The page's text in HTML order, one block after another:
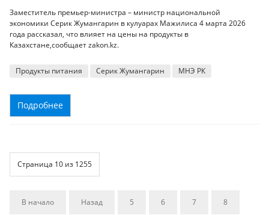
Заместитель премьер-министра – министр национальной
экономики Серик Жумангарин в кулуарах Мажилиса 4 марта 2026
года рассказал, что влияет на цены на продукты в
Казахстане,сообщает zakon.kz.
Продукты питания Серик Жумангарин МНЭ РК
Подробнее
Страница 10 из 1255
В начало Назад 5 6 7 8